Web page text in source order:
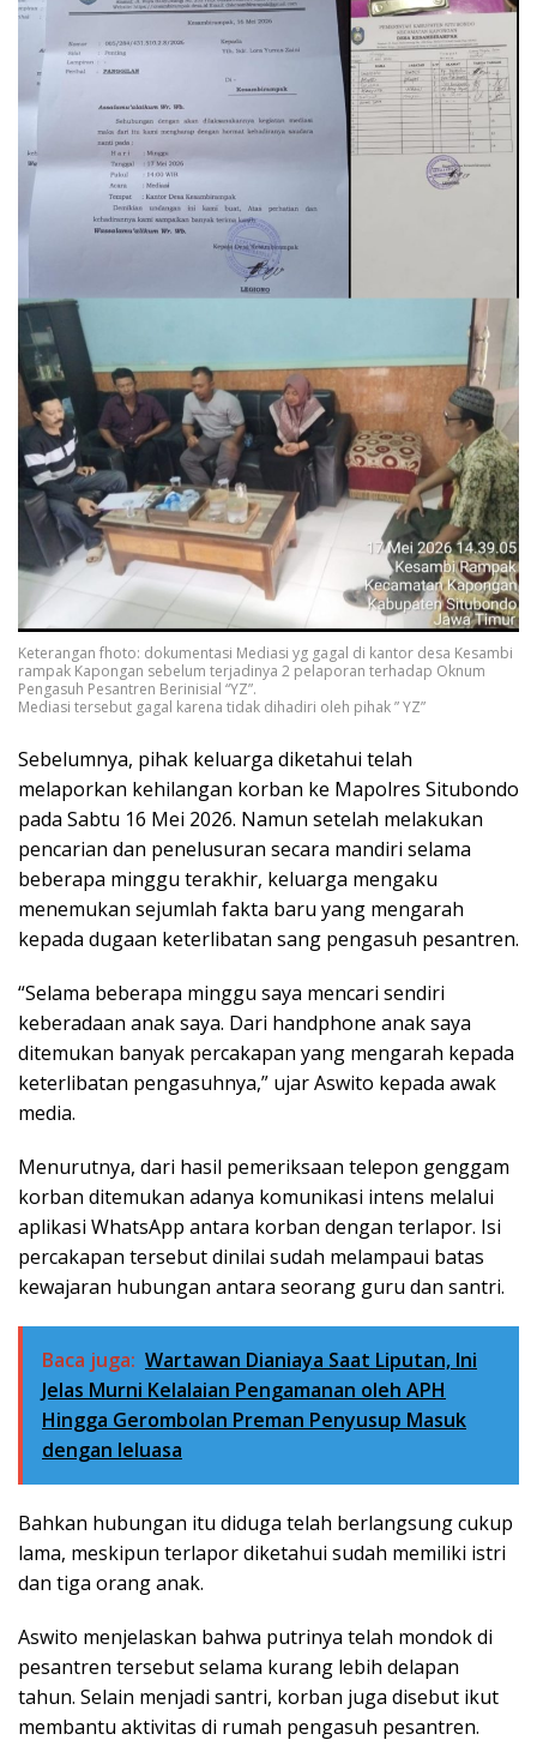
Keterangan fhoto: dokumentasi Mediasi yg gagal di kantor desa Kesambi
rampak Kapongan sebelum terjadinya 2 pelaporan terhadap Oknum
Pengasuh Pesantren Berinisial “YZ”.
Mediasi tersebut gagal karena tidak dihadiri oleh pihak ” YZ”
Sebelumnya, pihak keluarga diketahui telah
melaporkan kehilangan korban ke Mapolres Situbondo
pada Sabtu 16 Mei 2026. Namun setelah melakukan
pencarian dan penelusuran secara mandiri selama
beberapa minggu terakhir, keluarga mengaku
menemukan sejumlah fakta baru yang mengarah
kepada dugaan keterlibatan sang pengasuh pesantren.
“Selama beberapa minggu saya mencari sendiri
keberadaan anak saya. Dari handphone anak saya
ditemukan banyak percakapan yang mengarah kepada
keterlibatan pengasuhnya,” ujar Aswito kepada awak
media.
Menurutnya, dari hasil pemeriksaan telepon genggam
korban ditemukan adanya komunikasi intens melalui
aplikasi WhatsApp antara korban dengan terlapor. Isi
percakapan tersebut dinilai sudah melampaui batas
kewajaran hubungan antara seorang guru dan santri.
Baca juga: Wartawan Dianiaya Saat Liputan, Ini
Jelas Murni Kelalaian Pengamanan oleh APH
Hingga Gerombolan Preman Penyusup Masuk
dengan leluasa
Bahkan hubungan itu diduga telah berlangsung cukup
lama, meskipun terlapor diketahui sudah memiliki istri
dan tiga orang anak.
Aswito menjelaskan bahwa putrinya telah mondok di
pesantren tersebut selama kurang lebih delapan
tahun. Selain menjadi santri, korban juga disebut ikut
membantu aktivitas di rumah pengasuh pesantren.